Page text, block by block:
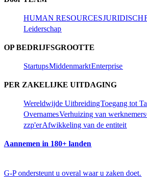
HUMAN RESOURCES​​JURIDISCH​​
Leiderschap​​
OP BEDRIJFSGROOTTE​​
Startups​​Middenmarkt​​Enterprise​​
PER ZAKELIJKE UITDAGING​​
Wereldwijde Uitbreiding​​Toegang tot
Overnames​​Verhuizing van werknemers​​
zzp'er​​Afwikkeling van de entiteit​​
Aannemen in 180+ landen​​
G-P ondersteunt u overal waar u zaken doet.​​